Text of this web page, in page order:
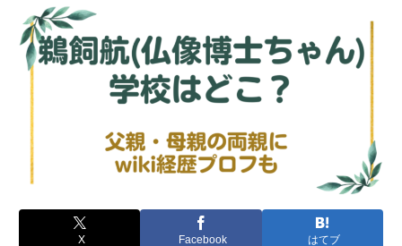
X Facebook はてブ